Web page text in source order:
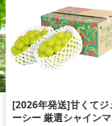
[2026年発送]甘くてジ
ーシー 厳選シャインマ